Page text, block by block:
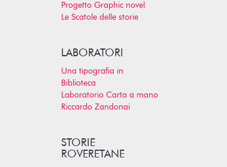
Progetto Graphic novel
Le Scatole delle storie
LABORATORI
Una tipografia in
Biblioteca
Laboratorio Carta a mano
Riccardo Zandonai
STORIE
ROVERETANE